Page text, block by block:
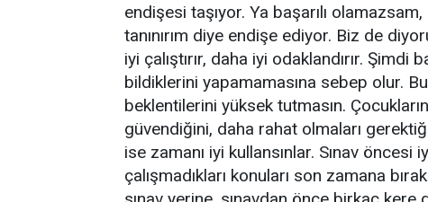
endişesi taşıyor. Ya başarılı
tanınırım diye endişe ediyor. Biz de
iyi çalıştırır, daha iyi odaklandırır. Şimdi
bildiklerini yapamamasına sebep olur.
beklentilerini yüksek tutmasın.
güvendiğini, daha rahat olmaları
ise zamanı iyi kullansınlar. Sınav
çalışmadıkları konuları son zamana